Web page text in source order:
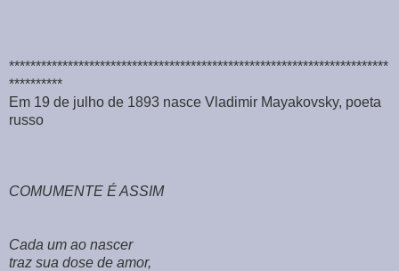
***********************************************************************
**********
Em 19 de julho de 1893 nasce Vladimir Mayakovsky, poeta
russo
COMUMENTE É ASSIM
Cada um ao nascer
traz sua dose de amor,